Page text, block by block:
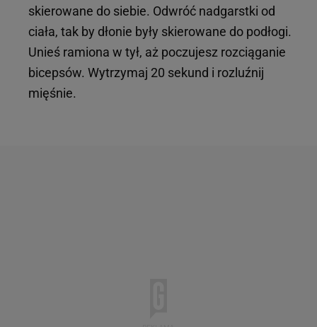
skierowane do siebie. Odwróć nadgarstki od
ciała, tak by dłonie były skierowane do podłogi.
Unieś ramiona w tył, aż poczujesz rozciąganie
bicepsów. Wytrzymaj 20 sekund i rozluźnij
mięśnie.